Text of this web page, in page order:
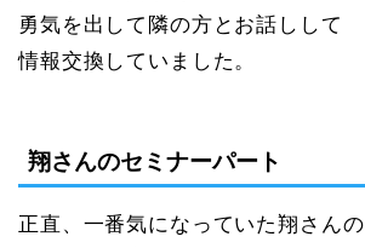
勇気を出して隣の方とお話しして
情報交換していました。
翔さんのセミナーパート
正直、一番気になっていた翔さんの